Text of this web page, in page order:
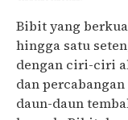
Bibit yang
hingga satu
dengan ciri-ciri
dan
daun-daun